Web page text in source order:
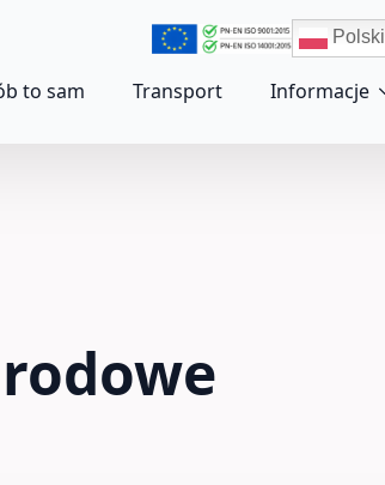
Polski
to sam Transport Informacje